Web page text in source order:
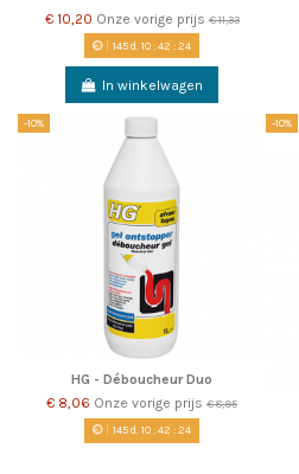
€ 10,20 Onze vorige prijs€ 11,33
145d. 10:42 :23
In winkelwagen
-10%
HG - Déboucheur Duo
€ 8,06 Onze vorige prijs € 8,95
145d.10:42 :23
-10%